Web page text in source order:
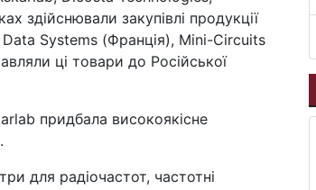
здійснювали закупівлі продукції
Systems (Франція), Mini-Circuits
ці товари до Російської
придбала високоякісне
для радіочастот, частотні